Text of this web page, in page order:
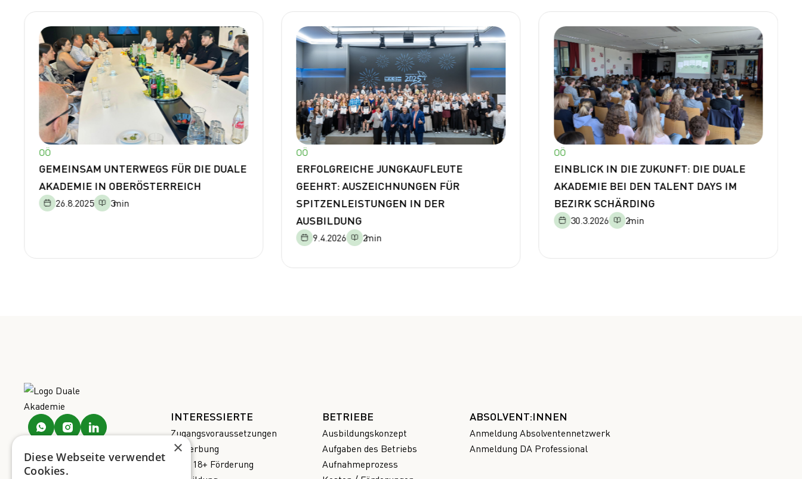
OÖ
GEMEINSAM UNTERWEGS FÜR DIE DUALE
AKADEMIE IN OBERÖSTERREICH
26.8.2025 3min
OÖ
ERFOLGREICHE JUNGKAUFLEUTE
GEEHRT: AUSZEICHNUNGEN FÜR
SPITZENLEISTUNGEN IN DER
AUSBILDUNG
9.4.2026 2min
OÖ
EINBLICK IN DIE ZUKUNFT: DIE DUALE
AKADEMIE BEI DEN TALENT DAYS IM
BEZIRK SCHÄRDING
30.3.2026 2min
INTERESSIERTE
Zugangsvoraussetzungen
Bewerbung
AMS 18+ Förderung
BETRIEBE
Ausbildungskonzept
Aufgaben des Betriebs
Aufnahmeprozess
ABSOLVENT:INNEN
Anmeldung Absolventennetzwerk
Anmeldung DA Professional
×
Diese Webseite verwendet
Cookies.